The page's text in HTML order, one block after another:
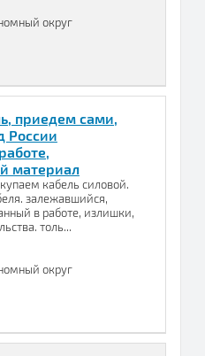
округ
приедем сами,
России
материал
кабель силовой.
залежавшийся,
в работе, излишки,
толь...
округ